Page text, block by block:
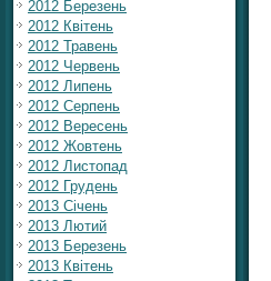
2012 Березень
2012 Квітень
2012 Травень
2012 Червень
2012 Липень
2012 Серпень
2012 Вересень
2012 Жовтень
2012 Листопад
2012 Грудень
2013 Січень
2013 Лютий
2013 Березень
2013 Квітень